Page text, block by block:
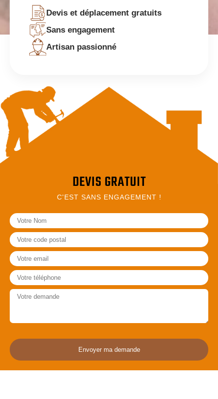
Devis et déplacement gratuits
Sans engagement
Artisan passionné
DEVIS GRATUIT
C'EST SANS ENGAGEMENT !